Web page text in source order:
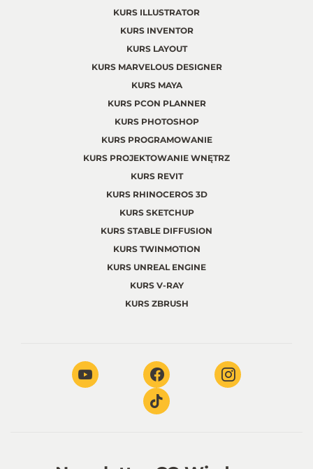
KURS ILLUSTRATOR
KURS INVENTOR
KURS LAYOUT
KURS MARVELOUS DESIGNER
KURS MAYA
KURS PCON PLANNER
KURS PHOTOSHOP
KURS PROGRAMOWANIE
KURS PROJEKTOWANIE WNĘTRZ
KURS REVIT
KURS RHINOCEROS 3D
KURS SKETCHUP
KURS STABLE DIFFUSION
KURS TWINMOTION
KURS UNREAL ENGINE
KURS V-RAY
KURS ZBRUSH